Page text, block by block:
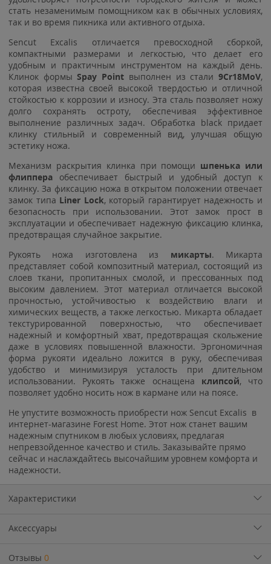
стать незаменимым помощником как в обычных условиях,
так и во время пикника или активного отдыха.
Sencut Excalis отличается превосходной сборкой,
компактными размерами и легкостью, что делает его
удобным и практичным инструментом на каждый день.
Клинок формыSpay Point выполнен из стали9Cr18MoV,
которая известна своей высокой твердостью и отличной
стойкостью к коррозии и износу. Эта сталь позволяет ножу
долго сохранять остроту, обеспечивая эффективное
выполнение различных задач. Обработка black придает
клинку стильный и современный вид, улучшая общую
эстетику ножа.
Механизм раскрытия клинка при помощи шпенька или
флиппера обеспечивает быстрый и удобный доступ к
клинку. За фиксацию ножа в открытом положении отвечает
замок типа Liner Lock, который гарантирует надежность и
безопасность при использовании. Этот замок прост в
эксплуатации и обеспечивает надежную фиксацию клинка,
предотвращая случайное закрытие.
Рукоять ножа изготовлена из микарты. Микарта
представляет собой композитный материал, состоящий из
слоев ткани, пропитанных смолой, и прессованных под
высоким давлением. Этот материал отличается высокой
прочностью, устойчивостью к воздействию влаги и
химических веществ, а также легкостью. Микарта обладает
текстурированной поверхностью, что обеспечивает
надежный и комфортный хват, предотвращая скольжение
даже в условиях повышенной влажности. Эргономичная
форма рукояти идеально ложится в руку, обеспечивая
удобство и минимизируя усталость при длительном
использовании. Рукоять также оснащена клипсой, что
позволяет удобно носить нож в кармане или на поясе.
Не упустите возможность приобрести нож Sencut Excalis в
интернет-магазине Forest Home. Этот нож станет вашим
надежным спутником в любых условиях, предлагая
непревзойденное качество и стиль. Заказывайте прямо
сейчас и наслаждайтесь высочайшим уровнем комфорта и
надежности.
Характеристики
Аксессуары
Отзывы 0